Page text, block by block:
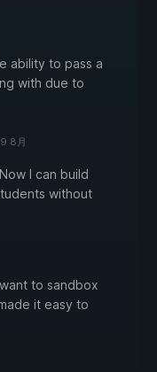
ability to pass a
with due to
8月
I can build
without
to sandbox
it easy to